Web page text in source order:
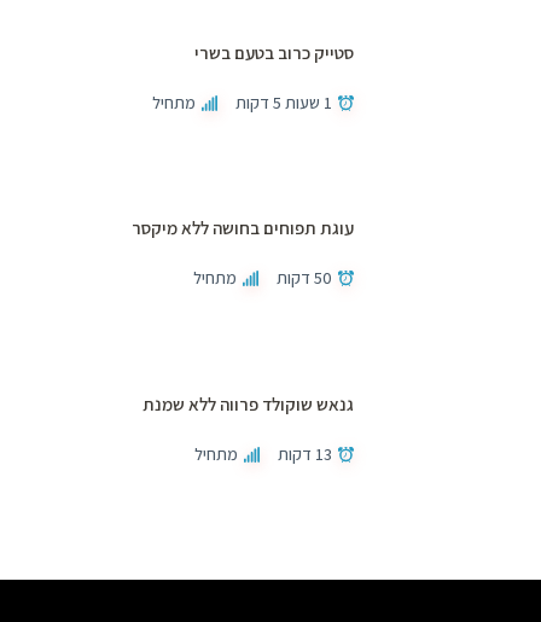
סטייק כרוב בטעם בשרי
1 שעות 5 דקות מתחיל
עוגת תפוחים בחושה ללא מיקסר
50 דקות מתחיל
גנאש שוקולד פרווה ללא שמנת
13 דקות מתחיל